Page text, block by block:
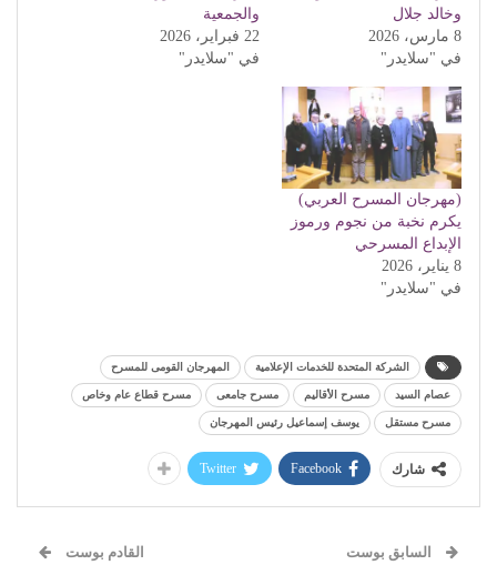
وخالد جلال
8 مارس، 2026
في "سلايدر"
والجمعية
22 فبراير، 2026
في "سلايدر"
(مهرجان المسرح العربي)
يكرم نخبة من نجوم ورموز
الإبداع المسرحي
8 يناير، 2026
في "سلايدر"
الشركة المتحدة للخدمات الإعلامية المهرجان القومى للمسرح
عصام السيد مسرح الأقاليم مسرح جامعى مسرح قطاع عام وخاص
مسرح مستقل يوسف إسماعيل رئيس المهرجان
شارك Facebook
Twitter
السابق بوست القادم بوست